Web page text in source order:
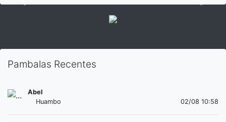
Previous Next
Pambalas Recentes
Abel
Huambo
02/08 10:58